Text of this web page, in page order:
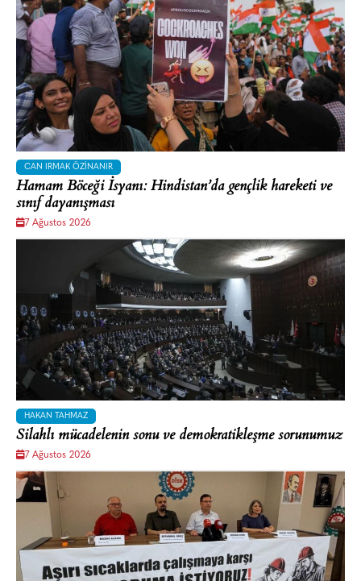
CAN IRMAK ÖZINANIR
Hamam Böceği İsyanı: Hindistan’da gençlik hareketi ve
sınıf dayanışması
7 Ağustos 2026
HAKAN TAHMAZ
Silahlı mücadelenin sonu ve demokratikleşme sorunumuz
7 Ağustos 2026